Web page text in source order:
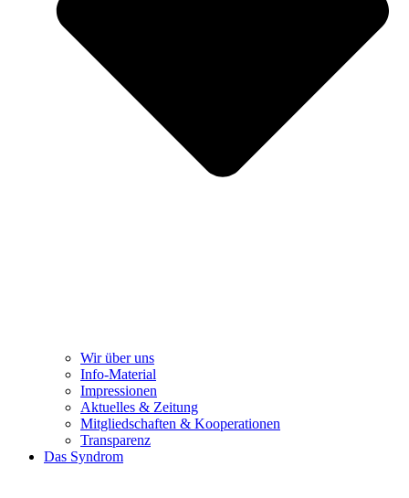
Wir über uns
Info-Material
Impressionen
Aktuelles & Zeitung
Mitgliedschaften & Kooperationen
Transparenz
Das Syndrom